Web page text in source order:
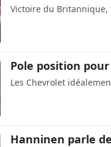
Victoire du
Pole position
Les Chevrolet
Hanninen parle